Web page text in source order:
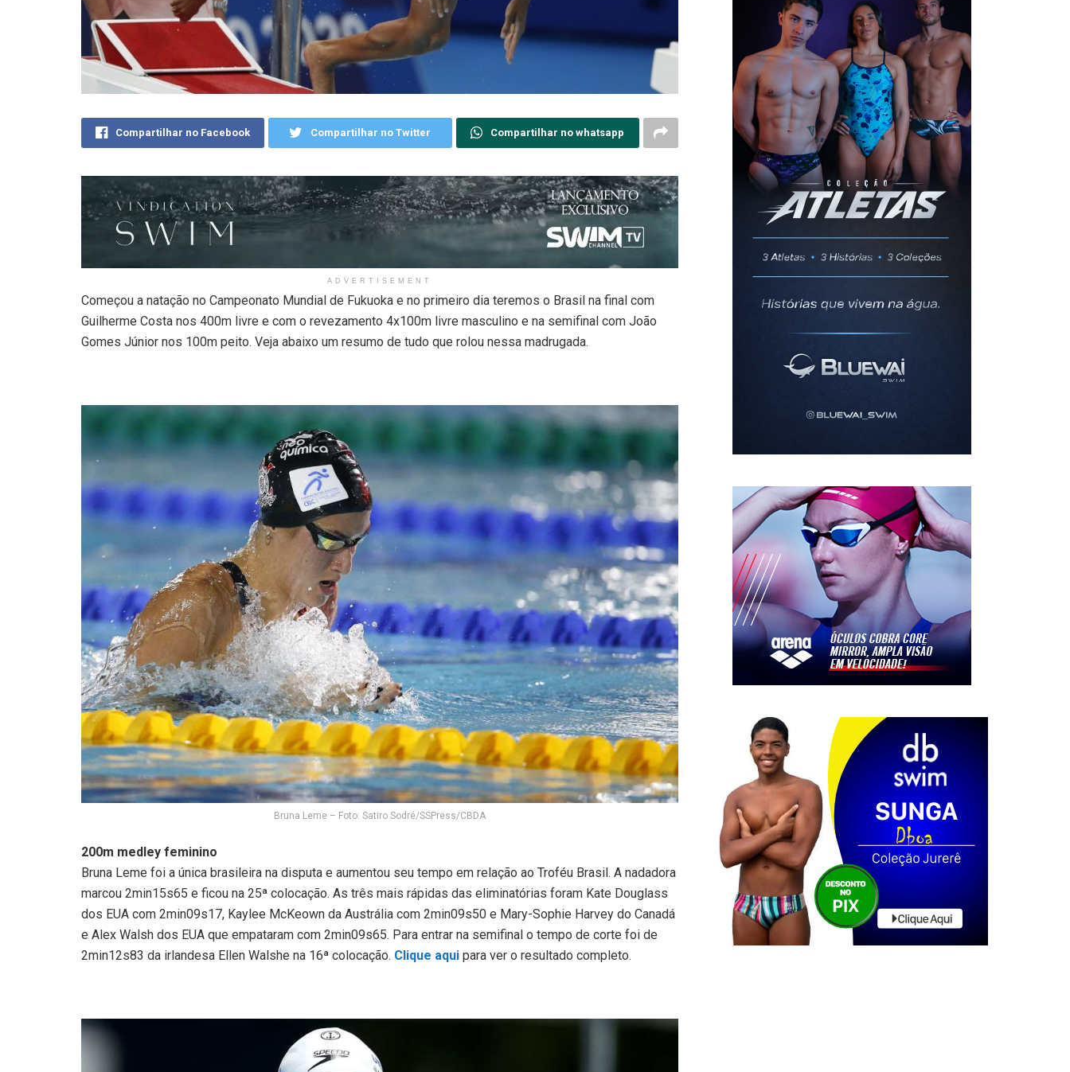
Compartilhar no Facebook Compartilhar no Twitter Compartilhar no whatsapp
ADVERTISEMENT
Começou a natação no Campeonato Mundial de Fukuoka e no primeiro dia teremos o Brasil na final com
Guilherme Costa nos 400m livre e com o revezamento 4x100m livre masculino e na semifinal com João
Gomes Júnior nos 100m peito. Veja abaixo um resumo de tudo que rolou nessa madrugada.
Bruna Leme – Foto: Satiro Sodré/SSPress/CBDA
200m medley feminino
Bruna Leme foi a única brasileira na disputa e aumentou seu tempo em relação ao Troféu Brasil. A nadadora
marcou 2min15s65 e ficou na 25ª colocação. As três mais rápidas das eliminatórias foram Kate Douglass
dos EUA com 2min09s17, Kaylee McKeown da Austrália com 2min09s50 e Mary-Sophie Harvey do Canadá
e Alex Walsh dos EUA que empataram com 2min09s65. Para entrar na semifinal o tempo de corte foi de
2min12s83 da irlandesa Ellen Walshe na 16ª colocação. Clique aqui para ver o resultado completo.